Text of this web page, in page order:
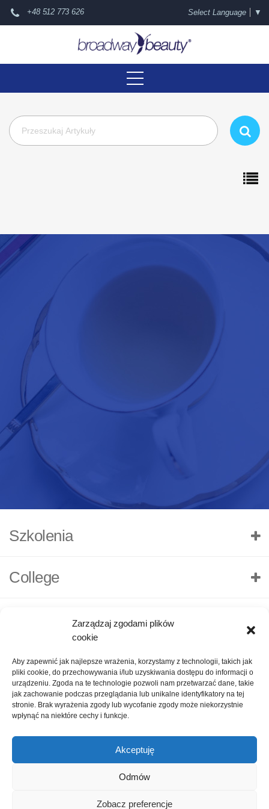
Zarządzaj zgodami plików
cookie
Aby zapewnić jak najlepsze wrażenia, korzystamy z technologii, takich jak
pliki cookie, do przechowywania i/lub uzyskiwania dostępu do informacji o
urządzeniu. Zgoda na te technologie pozwoli nam przetwarzać dane, takie
jak zachowanie podczas przeglądania lub unikalne identyfikatory na tej
stronie. Brak wyrażenia zgody lub wycofanie zgody może niekorzystnie
wpłynąć na niektóre cechy i funkcje.
Akceptuję
Odmów
Zobacz preferencje
+48 512 773 626 Select Language ▼
Szkolenia
College
O nas Polityka Prywatności Kontakt